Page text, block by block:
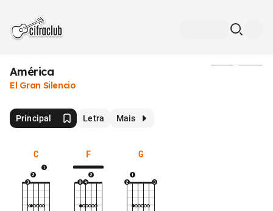
América
El Gran Silencio
Principal Letra Mais
C F G